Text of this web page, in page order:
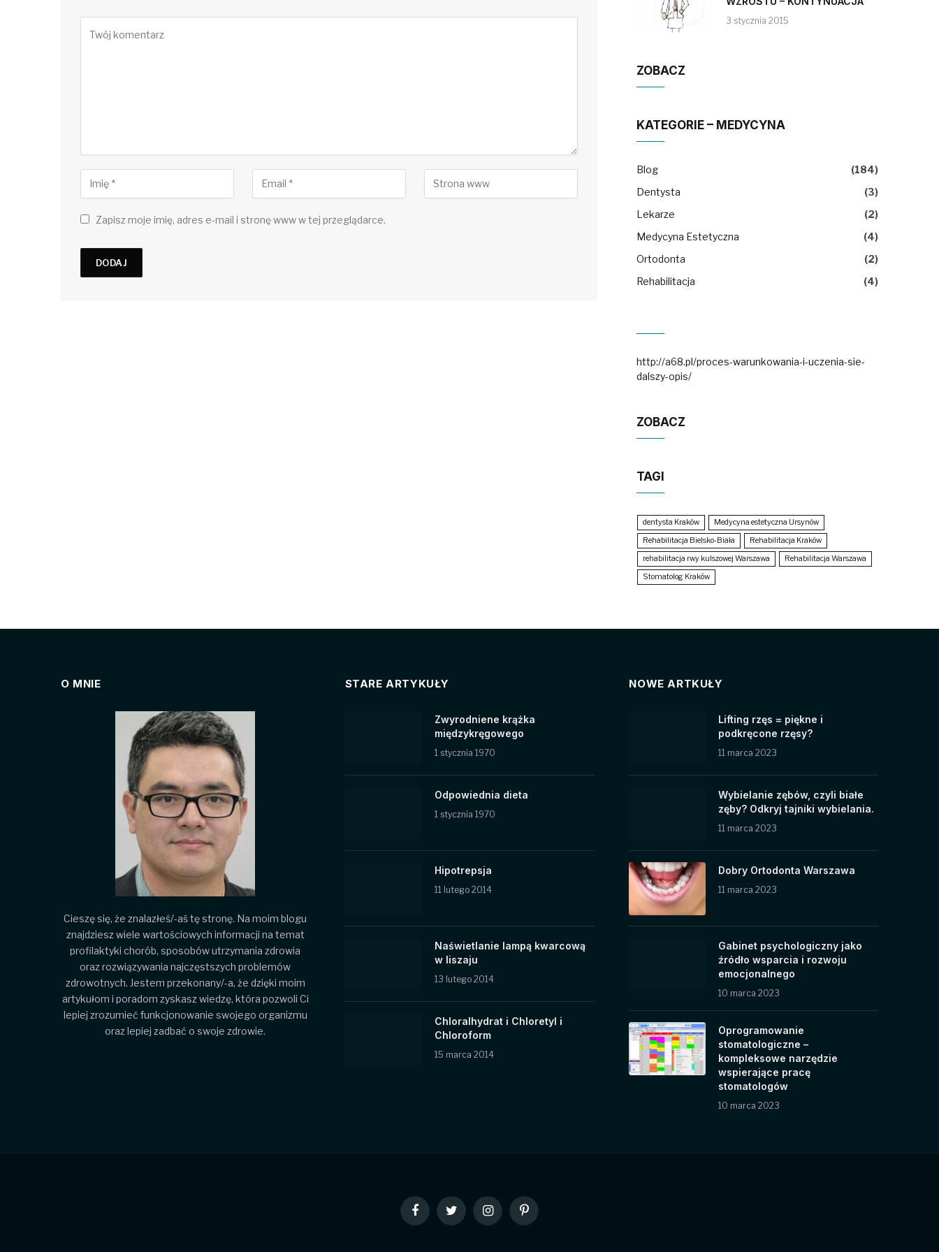
Zapisz moje imię, adres e-mail i stronę www w tej przeglądarce.
3 stycznia 2015
ZOBACZ
KATEGORIE – MEDYCYNA
Blog
(184)
Dentysta
(3)
Lekarze
(2)
Medycyna Estetyczna
(4)
Ortodonta
(2)
Rehabilitacja
(4)
http://a68.pl/proces-warunkowania-i-uczenia-sie-
dalszy-opis/
ZOBACZ
TAGI
dentysta Kraków
Medycyna estetyczna Ursynów
Rehabilitacja Bielsko-Biała
Rehabilitacja Kraków
rehabilitacja rwy kulszowej Warszawa
Rehabilitacja Warszawa
Stomatolog Kraków
O MNIE
Cieszę się, że znalazłeś/-aś tę stronę. Na moim blogu
znajdziesz wiele wartościowych informacji na temat
profilaktyki chorób, sposobów utrzymania zdrowia
oraz rozwiązywania najczęstszych problemów
zdrowotnych. Jestem przekonany/-a, że dzięki moim
artykułom i poradom zyskasz wiedzę, która pozwoli Ci
lepiej zrozumieć funkcjonowanie swojego organizmu
oraz lepiej zadbać o swoje zdrowie.
STARE ARTYKUŁY
Zwyrodniene krążka
międzykręgowego
1 stycznia 1970
Odpowiednia dieta
1 stycznia 1970
Hipotrepsja
11 lutego 2014
Naświetlanie lampą kwarcową
w liszaju
13 lutego 2014
Chloralhydrat i Chloretyl i
Chloroform
15 marca 2014
NOWE ARTKUŁY
Lifting rzęs = piękne i
podkręcone rzęsy?
11 marca 2023
Wybielanie zębów, czyli białe
zęby? Odkryj tajniki wybielania.
11 marca 2023
Dobry Ortodonta Warszawa
11 marca 2023
Gabinet psychologiczny jako
źródło wsparcia i rozwoju
emocjonalnego
10 marca 2023
Oprogramowanie
stomatologiczne –
kompleksowe narzędzie
wspierające pracę
stomatologów
10 marca 2023
FacebookTwitter InstagramPinterest